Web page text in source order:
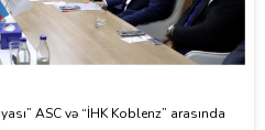
ASC və “İHK Koblenz” arasında